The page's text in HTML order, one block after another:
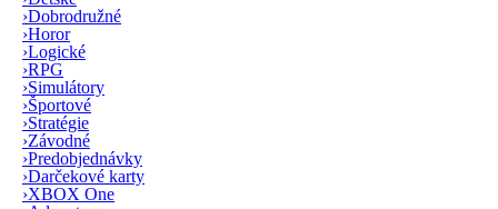
›Dobrodružné
›Horor
›Logické
›RPG
›Simulátory
›Športové
›Stratégie
›Závodné
›Predobjednávky
›Darčekové karty
›XBOX One